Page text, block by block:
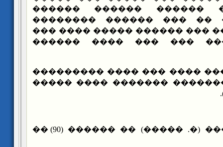
���� �������� ������
�������� � �� �� ���
�������� � ����� ���
�������� ������ ���
����� ������ ���� ��� ����
���������� ���������
��� ������ (�. �����) �� ������ (90) ��